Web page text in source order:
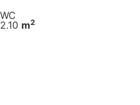
WC
2.10 m2